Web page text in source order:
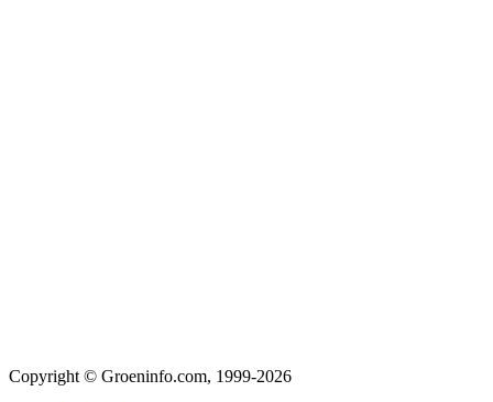
Copyright © Groeninfo.com, 1999-2026